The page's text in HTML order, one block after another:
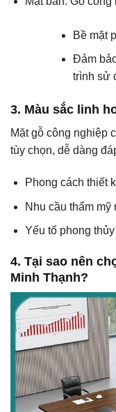
Bề mặt
Đảm
trình sử
3. Màu sắc linh
Mặt gỗ công nghiệp
tùy chọn, dễ dàng
Phong cách thiết
Nhu cầu thẩm
Yếu tố phong
4. Tại sao nên
Minh Thạnh?